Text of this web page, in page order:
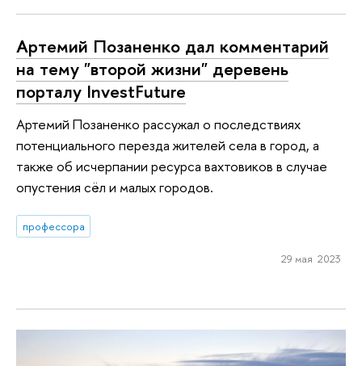
Артемий Позаненко дал комментарий
на тему "второй жизни" деревень
порталу InvestFuture
Артемий Позаненко рассужал о последствиях
потенциального перезда жителей села в город, а
также об исчерпании ресурса вахтовиков в случае
опустения сёл и малых городов.
профессора
29 мая 2023